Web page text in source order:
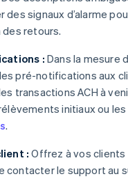
des signaux d’alarme
des retours.
: Dans la mesure
pré-notifications aux
transactions ACH à
initiaux ou les
.
: Offrez à vos clients
contacter le support au